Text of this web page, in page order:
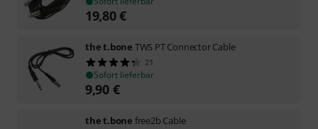
19,80€
the t.bone TWS PT Connector Cable
21
Sofort lieferbar
9,90 €
the t.bone free2b Cable